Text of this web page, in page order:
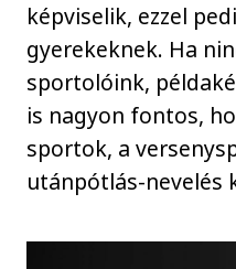
képviselik, ezzel
gyerekeknek. Ha
sportolóink,
is nagyon fontos,
sportok, a
utánpótlás-nevelés